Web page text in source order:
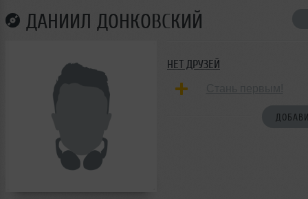
ДАНИИЛ ДОНКОВСКИЙ
НЕТ ДРУЗЕЙ